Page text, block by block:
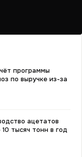
программы
по выручке из-за
ацетатов
тысяч тонн в год